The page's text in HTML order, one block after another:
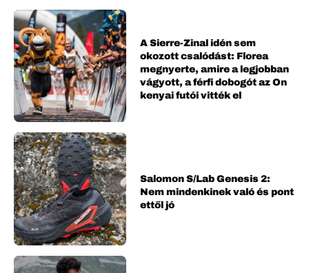
A Sierre-Zinal idén sem
okozott csalódást: Florea
megnyerte, amire a legjobban
vágyott, a férfi dobogót az On
kenyai futói vitték el
Salomon S/Lab Genesis 2:
Nem mindenkinek való és pont
ettől jó